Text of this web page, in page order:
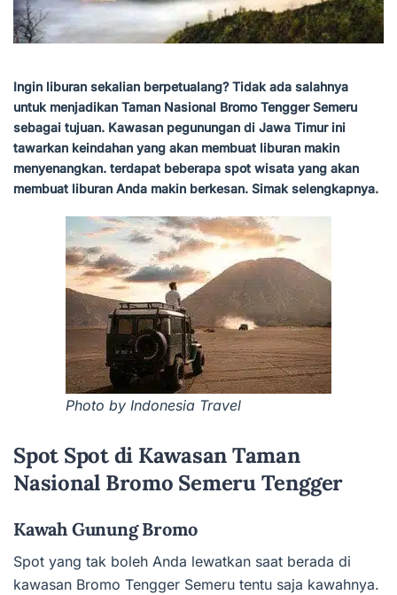
Ingin liburan sekalian berpetualang? Tidak ada salahnya
untuk menjadikan Taman Nasional Bromo Tengger Semeru
sebagai tujuan. Kawasan pegunungan di Jawa Timur ini
tawarkan keindahan yang akan membuat liburan makin
menyenangkan. terdapat beberapa spot wisata yang akan
membuat liburan Anda makin berkesan. Simak selengkapnya.
Photo by Indonesia Travel
Spot Spot di Kawasan Taman
Nasional Bromo Semeru Tengger
Kawah Gunung Bromo
Spot yang tak boleh Anda lewatkan saat berada di
kawasan Bromo Tengger Semeru tentu saja kawahnya.